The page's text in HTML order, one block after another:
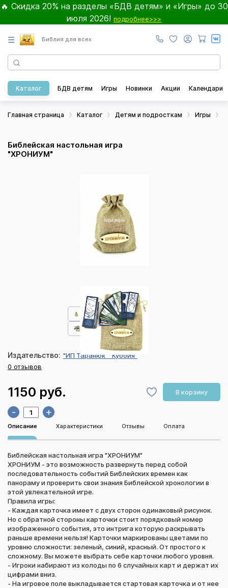
🔥 Скидка 20% на разделы «БДВ детям» и «Игры» до 30
июля 2026! подробнее>>>
☰ Библия для всех
Каталог БДВ детям Игры Новинки Акции Календари
Главная страница Каталог Детям и подросткам Игры
Библейская настольная игра
"ХРОНИУМ"
Издательство: "ИП Таранюк" "Куббия"
0 отзывов
1150 руб. В корзину
- +
Описание Характеристики Отзывы Оплата
Библейская настольная игра "ХРОНИУМ"
ХРОНИУМ - это возможность развернуть перед собой
последовательность событий Библейских времен как
панораму и проверить свои знания Библейской хронологии в
этой увлекательной игре.
Правила игры:
- Каждая карточка имеет с двух сторон одинаковый рисунок.
Но с обратной стороны карточки стоит порядковый номер
изображенного события, это интрига которую раскрывать
раньше времени нельзя! Карточки маркированы цветами по
уровню сложности: зеленый, синий, красный. От простого к
сложному. Вы можете выбрать себе карточки любого уровня.
- Игроки набирают из колоды по 6 случайных карт и держат их
цифрами вниз.
- На игровое поле выкладывается стартовая карточка и от нее